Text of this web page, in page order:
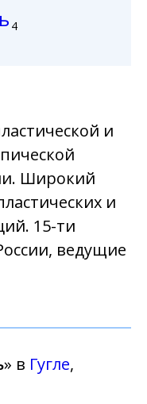
4
и
Широкий
и
15-ти
ведущие
» в Гугле,